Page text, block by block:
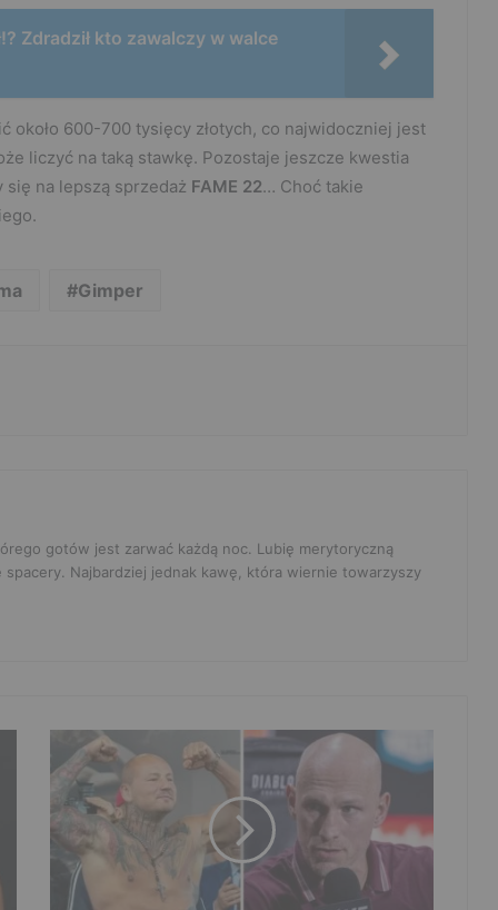
Zdradził kto zawalczy w walce
około 600-700 tysięcy złotych, co najwidoczniej jest
liczyć na taką stawkę. Pozostaje jeszcze kwestia
się na lepszą sprzedaż FAME 22… Choć takie
Gimper
gotów jest zarwać każdą noc. Lubię merytoryczną
spacery. Najbardziej jednak kawę, która wiernie towarzyszy